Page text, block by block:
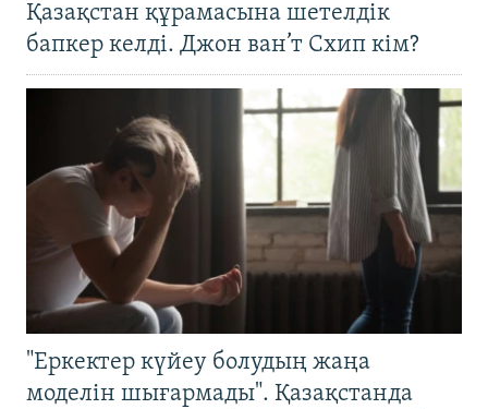
Қазақстан құрамасына шетелдік
бапкер келді. Джон ван’т Схип кім?
"Еркектер күйеу болудың жаңа
моделін шығармады". Қазақстанда